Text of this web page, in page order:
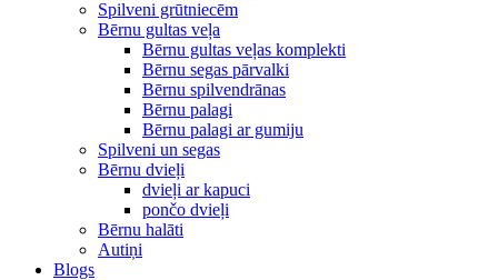
Spilveni grūtniecēm
Bērnu gultas veļa
Bērnu gultas veļas komplekti
Bērnu segas pārvalki
Bērnu spilvendrānas
Bērnu palagi
Bērnu palagi ar gumiju
Spilveni un segas
Bērnu dvieļi
dvieļi ar kapuci
pončo dvieļi
Bērnu halāti
Autiņi
Blogs